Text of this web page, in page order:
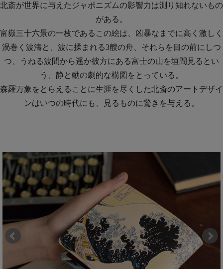
北斎が世界に与えたジャポニズムの影響力は測り知れないもの
がある。
富嶽三十六景の一枚であるこの絵は、凶暴なまでに高く激しく
渦巻く波濤と、波に揉まれる3艘の舟、それらを目の前にしつ
つ、うねる波間から遥か彼方にある富士の山を垣間見るとい
う、静と動の劇的な構図をとっている。
森羅万象をとらえることに生涯を尽くした北斎のアートデザイ
ンはいつの時代にも、見るものに驚きを与える。